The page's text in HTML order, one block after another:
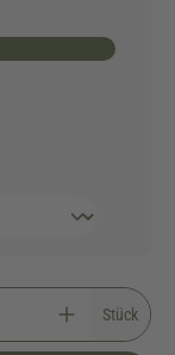
Stück